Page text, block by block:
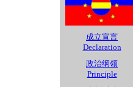
成立宣言
Declaration
政治纲领
Principle